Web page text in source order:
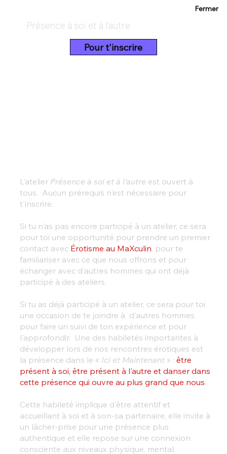
Présence à soi et à l'autre
Pour t'inscrire
Fermer
L'atelier Présence à soi et à l'autre est ouvert à
tous. Aucun prérequis n'est nécessaire pour
t'inscrire.
Si tu n'as pas encore participé à un atelier, ce sera
pour toi une opportunité pour prendre un premier
contact avec Érotisme au MaXculin, pour te
familiariser avec ce que nous offrons et pour
échanger avec d'autres hommes qui ont déjà
participé à des ateliers.
Si tu as déjà participé à un atelier, ce sera pour toi
une occasion de te joindre à d'autres hommes
pour faire un suivi de ton expérience et pour
l'approfondir. Une des habiletés importantes à
développer lors de nos rencontres érotiques est
la présence dans le « Ici et Maintenant » :être
présent à soi, être présent à l'autre et danser dans
cette présence qui ouvre au plus grand que nous.
Cette habileté implique d'être attentif et
accueillant à soi et à son-sa partenaire, elle invite à
un lâcher-prise pour une présence plus
authentique et elle repose sur une connexion
consciente aux niveaux physique, mental,